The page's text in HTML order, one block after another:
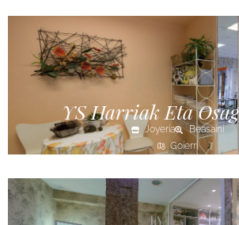
YS Harriak Eta
Joyería
Beasaini
Goierri